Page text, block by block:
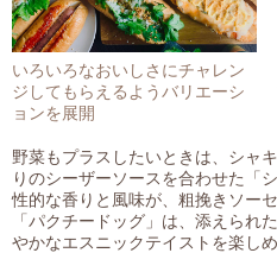
いろいろなおいしさにチャレン
ジしてもらえるようバリエーシ
ョンを展開
野菜もプラスしたいときは、シャ
りのシーザーソースを合わせた「
性的な香りと風味が、粗挽きソー
「パクチードッグ」は、添えられ
やかなエスニックテイストを楽しめ